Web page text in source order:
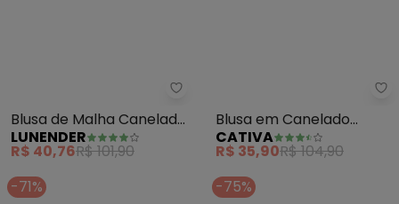
Blusa de Malha Canelada
e Decote em V (Bege)
LUNENDER
R$ 40,76R$ 101,90
Blusa em Canelado
(Marrom Claro)
CATIVA
R$ 35,90R$ 104,90
-71%
-75%